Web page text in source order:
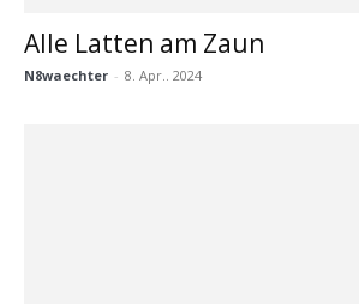
Alle Latten am Zaun
N8waechter - 8. Apr.. 2024